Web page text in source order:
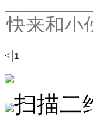
<
扫描二